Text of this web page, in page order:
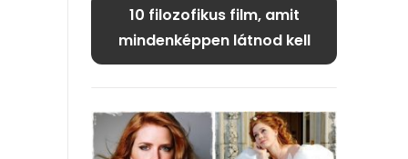
10 filozofikus film, amit
mindenképpen látnod kell